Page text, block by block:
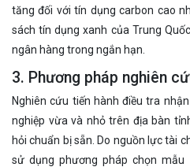
tăng đối với tín dụng carbon cao
sách tín dụng xanh của Trung
ngân hàng trong ngắn hạn.
3. Phương pháp nghiên
Nghiên cứu tiến hành điều tra
nghiệp vừa và nhỏ trên địa bàn
hỏi chuẩn bị sẵn. Do nguồn lực tài
sử dụng phương pháp chọn